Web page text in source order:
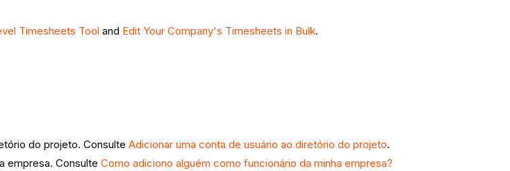
Timesheets Tool and Edit Your Company's Timesheets in Bulk.
do projeto. Consulte Adicionar uma conta de usuário ao diretório do projeto.
empresa. Consulte Como adiciono alguém como funcionário da minha empresa?